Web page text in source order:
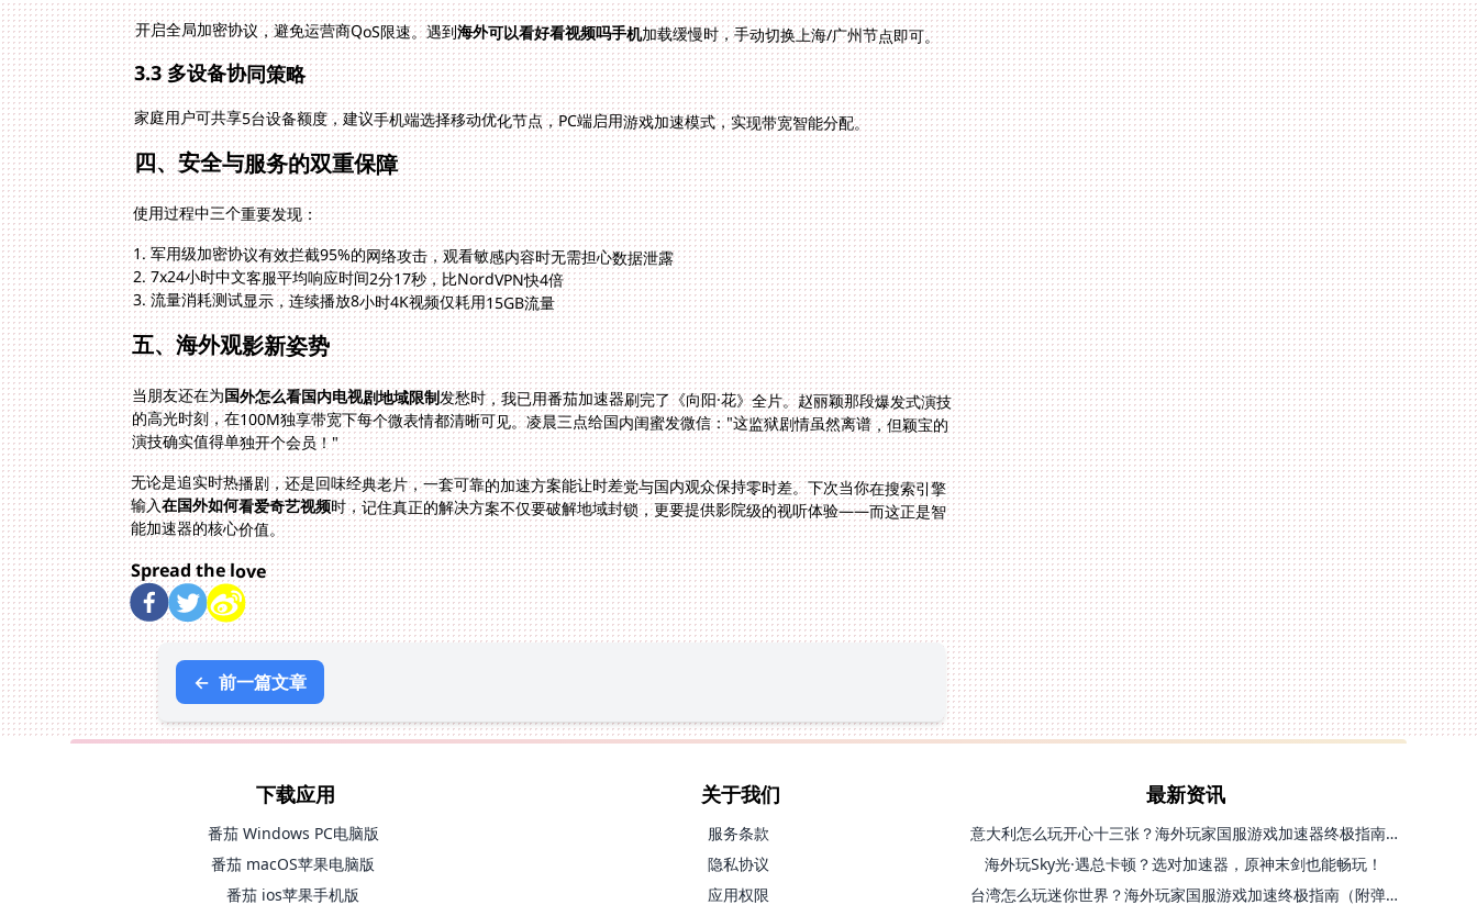
开启全局加密协议，避免运营商QoS限速。遇到海外可以看好看视频吗手机加载缓慢时，手动切换上海/广州节点即可。
3.3 多设备协同策略
家庭用户可共享5台设备额度，建议手机端选择移动优化节点，PC端启用游戏加速模式，实现带宽智能分配。
四、安全与服务的双重保障
使用过程中三个重要发现：
1. 军用级加密协议有效拦截95%的网络攻击，观看敏感内容时无需担心数据泄露
2. 7x24小时中文客服平均响应时间2分17秒，比NordVPN快4倍
3. 流量消耗测试显示，连续播放8小时4K视频仅耗用15GB流量
五、海外观影新姿势
当朋友还在为国外怎么看国内电视剧地域限制发愁时，我已用番茄加速器刷完了《向阳·花》全片。赵丽颖那段爆发式演技
的高光时刻，在100M独享带宽下每个微表情都清晰可见。凌晨三点给国内闺蜜发微信："这监狱剧情虽然离谱，但颖宝的
演技确实值得单独开个会员！"
无论是追实时热播剧，还是回味经典老片，一套可靠的加速方案能让时差党与国内观众保持零时差。下次当你在搜索引擎
输入在国外如何看爱奇艺视频时，记住真正的解决方案不仅要破解地域封锁，更要提供影院级的视听体验——而这正是智
能加速器的核心价值。
Spread the love
← 前一篇文章
下载应用
番茄 Windows PC电脑版
番茄 macOS苹果电脑版
番茄 ios苹果手机版
关于我们
服务条款
隐私协议
应用权限
最新资讯
意大利怎么玩开心十三张？海外玩家国服游戏加速器终极指南（附第九大陆血族加速方案）
海外玩Sky光·遇总卡顿？选对加速器，原神末剑也能畅玩！
台湾怎么玩迷你世界？海外玩家国服游戏加速终极指南（附弹弹堂塔瑞斯世界解决方案）